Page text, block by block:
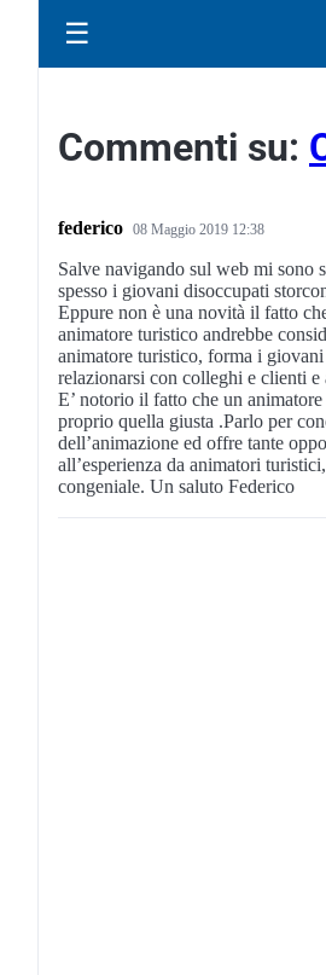
☰
Commenti su:
federico 08 Maggio 2019 12:38
Salve navigando sul web mi sono
spesso i giovani disoccupati
Eppure non è una novità il fatto
animatore turistico andrebbe
animatore turistico, forma i
relazionarsi con colleghi e clienti e
E’ notorio il fatto che un
proprio quella giusta .Parlo per
dell’animazione ed offre tante
all’esperienza da animatori
congeniale. Un saluto Federico